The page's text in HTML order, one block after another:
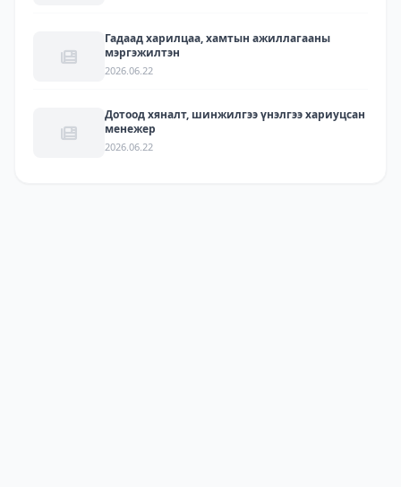
Гадаад харилцаа, хамтын ажиллагааны
мэргэжилтэн
2026.06.22
Дотоод хяналт, шинжилгээ үнэлгээ хариуцсан
менежер
2026.06.22